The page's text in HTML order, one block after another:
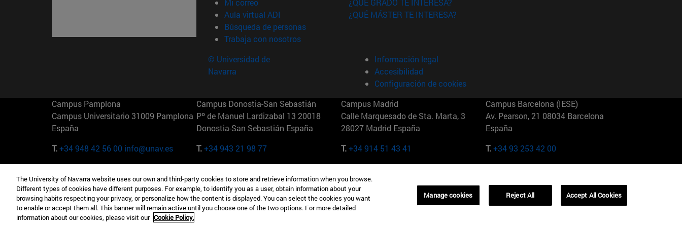
Mi correo
Aula virtual ADI (abre en nueva ventana)
Búsqueda de personas(abre en nueva ventana)
Trabaja con nosotros(abre en nueva ventana)
¿QUÉ GRADO TE INTERESA?
¿QUÉ MÁSTER TE INTERESA?
© Universidad de
Navarra
Información legal
Accesibilidad
Configuración de cookies
Campus Pamplona
Campus Universitario 31009 Pamplona
España
T.+34 948 42 56 00 info@unav.es
Campus Donostia-San Sebastián
Pº de Manuel Lardizabal 13 20018
Donostia-San Sebastián España
T.+34 943 21 98 77
Campus Madrid
Calle Marquesado de Sta. Marta, 3
28027 Madrid España
T.+34 914 51 43 41
Campus Barcelona (IESE)
Av. Pearson, 21 08034 Barcelona
España
T.+34 93 253 42 00
Camino del Cerro Águila 3 28023
Madrid España
T.+34 912 11 30 00
165 W 57th St 10019-2201 Nueva York
EE.UU
T.+1 646 346 8850
Maria-Theresia-Straße 15 81675
Múnich Alemania
T.+49 89 24209790
01321001 Bela Vista Brasil
The University of Navarra website uses our own and third-party cookies to store and retrieve information when you browse.
Different types of cookies have different purposes. For example, to identify you as a user, obtain information about your
browsing habits respecting your privacy, or personalize how the content is displayed. You can select the cookies you want
to enable or accept them all. This banner will remain active until you choose one of the two options. For more detailed
information about our cookies, please visit our Cookie Policy.
Manage cookies Reject All Accept All Cookies